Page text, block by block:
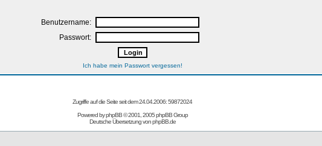
Benutzername:
Passwort:
Ich habe mein Passwort vergessen!
Zugriffe auf die Seite seit dem 24.04.2006: 59872024
Powered byphpBB© 2001, 2005 phpBB Group
Deutsche Übersetzung vonphpBB.de